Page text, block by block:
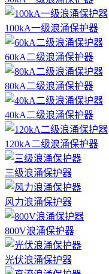
100kA一级浪涌保护器
60kA二级浪涌保护器
80kA二级浪涌保护器
40kA二级浪涌保护器
120kA二级浪涌保护器
三级浪涌保护器
风力浪涌保护器
800V浪涌保护器
光伏浪涌保护器